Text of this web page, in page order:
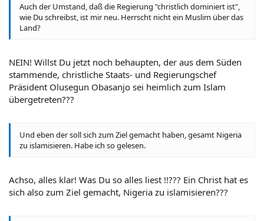
Geschlechtsverstümmelungen betroffen, dies ist in absoluten
Zahlen der höchste Wert Afrikas.
vor der Christianisierung bzw. Islamisierung und wurde
von den Religionen als eigenständiges Ritual mit
übernommen.
(...)
Religionszugehörigkeit in Nigeria beschnitten werden?
Zeit vor der Christianisierung und Islamisierung Nigerias .
Der Entstehungszeitraum ist nicht näher bekannt,sicher ist
Auch der Umstand, daß die Regierung "christlich dominiert ist",
wie Du schreibst, ist mir neu. Herrscht nicht ein Muslim über das
Land?
NEIN! Willst Du jetzt noch behaupten, der aus dem Süden
stammende, christliche Staats- und Regierungschef
Präsident Olusegun Obasanjo sei heimlich zum Islam
übergetreten???
Und eben der soll sich zum Ziel gemacht haben, gesamt Nigeria
zu islamisieren. Habe ich so gelesen.
Achso, alles klar! Was Du so alles liest !!??? Ein Christ hat es
sich also zum Ziel gemacht, Nigeria zu islamisieren???